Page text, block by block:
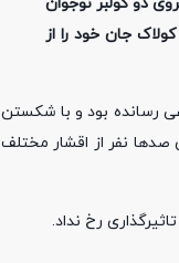
افتادن در برف و کولاک جان خود را از
رسانده بود و با شکستن
نفر از اقشار مختلف
رخ نداد.